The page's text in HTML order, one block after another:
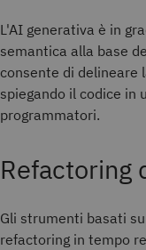
L'AI generativa è in
semantica alla base
consente di delineare
spiegando il codice in
programmatori.
Refactoring
Gli strumenti basati
refactoring in tempo